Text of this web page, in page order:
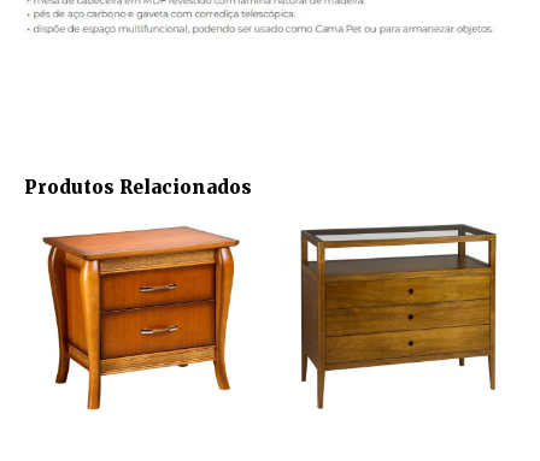
Produtos Relacionados